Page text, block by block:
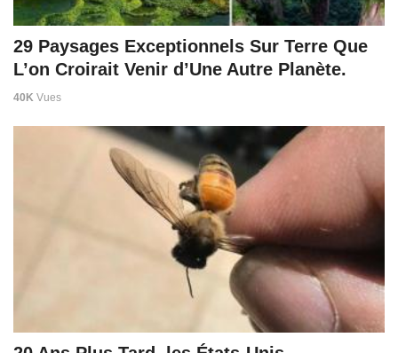
29 Paysages Exceptionnels Sur Terre Que
L’on Croirait Venir d’Une Autre Planète.
40K Vues